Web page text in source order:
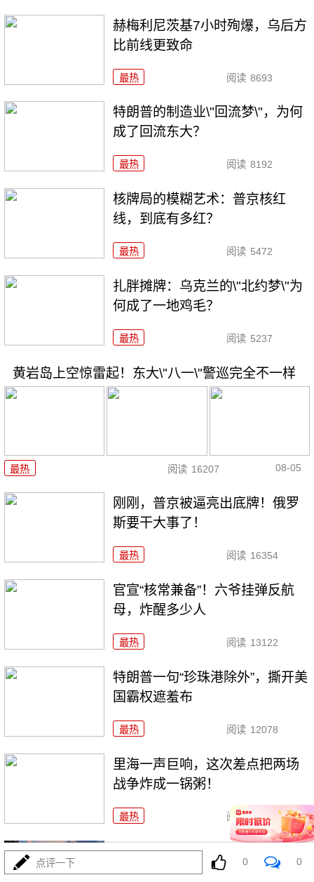
赫梅利尼茨基7小时殉爆，乌后方
比前线更致命
最热 阅读 8693
特朗普的制造业\"回流梦\"，为何
成了回流东大？
最热 阅读 8192
核牌局的模糊艺术：普京核红
线，到底有多红？
最热 阅读 5472
扎胖摊牌：乌克兰的\"北约梦\"为
何成了一地鸡毛？
最热 阅读 5237
黄岩岛上空惊雷起！东大\"八一\"警巡完全不一样
最热 阅读 16207 08-05
刚刚，普京被逼亮出底牌！俄罗
斯要干大事了！
最热 阅读 16354
官宣“核常兼备”！六爷挂弹反航
母，炸醒多少人
最热 阅读 13122
特朗普一句“珍珠港除外”，撕开美
国霸权遮羞布
最热 阅读 12078
里海一声巨响，这次差点把两场
战争炸成一锅粥！
最热 阅读 9977
731！特高课还魂！高市早苗两把
火烧穿日本国运
点评一下 0 0